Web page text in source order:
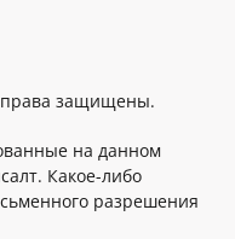
права защищены.
на данном
Какое-либо
разрешения